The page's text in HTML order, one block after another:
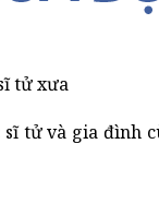
tử xưa
tử và gia